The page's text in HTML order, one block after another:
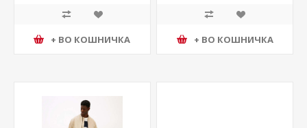
+ ВО КОШНИЧКА + ВО КОШНИЧКА